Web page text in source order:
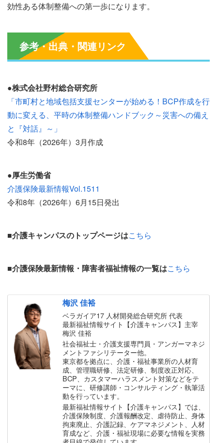
効性ある体制整備への第一歩になります。
参考・出典・関連リンク
●株式会社野村総合研究所
「市町村と地域包括支援センターが始める！BCP作成を行
動に変える、平時の体制整備ハンドブック～災害への備え
と『対話』～」
令和8年（2026年）3月作成
●厚生労働省
介護保険最新情報Vol.1511
令和8年（2026年）6月15日発出
■介護キャンパスのトップページはこちら
■介護保険最新情報・障害者福祉情報の一覧はこちら
梅沢 佳裕
ベラガイア17 人材開発総合研究所 代表
最新福祉情報サイト【介護キャンパス】主宰
梅沢 佳裕
社会福祉士・介護支援専門員・アンガーマネジ
メントファシリテーター他。
東京都を拠点に、介護・福祉事業所の人材育
成、管理職研修、法定研修、制度改正対応、
BCP、カスタマーハラスメント対策などをテ
ーマに、研修講師・コンサルティング・執筆活
動を行っています。
最新福祉情報サイト【介護キャンパス】では、
介護保険制度、介護報酬改定、虐待防止、身体
拘束廃止、介護記録、ケアマネジメント、人材
育成など、介護・福祉現場に必要な情報を実務